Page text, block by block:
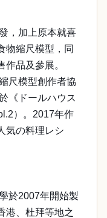
，加上原本就喜
物縮尺模型，同
品及參展。
尺模型創作者協
《ドールハウス
）。2017年作
気の料理レシ
2007年開始製
港、杜拜等地之